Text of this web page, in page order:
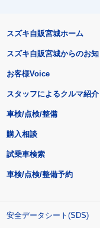
スズキ自販宮城ホーム
スズキ自販宮城からのお
お客様Voice
スタッフによるクルマ紹介
車検/点検/整備
購入相談
試乗車検索
車検/点検/整備予約
安全データシート(SDS)